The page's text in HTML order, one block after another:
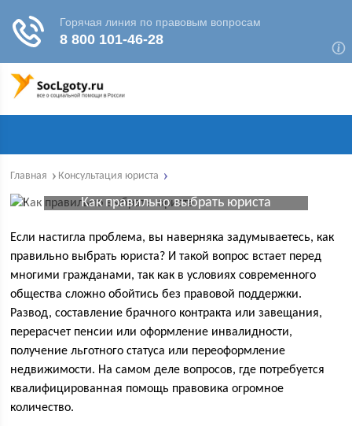
Главная Консультация юриста
Как правильно выбрать юриста
Если настигла проблема, вы наверняка задумываетесь, как
правильно выбрать юриста? И такой вопрос встает перед
многими гражданами, так как в условиях современного
общества сложно обойтись без правовой поддержки.
Развод, составление брачного контракта или завещания,
перерасчет пенсии или оформление инвалидности,
получение льготного статуса или переоформление
недвижимости. На самом деле вопросов, где потребуется
квалифицированная помощь правовика огромное
количество.